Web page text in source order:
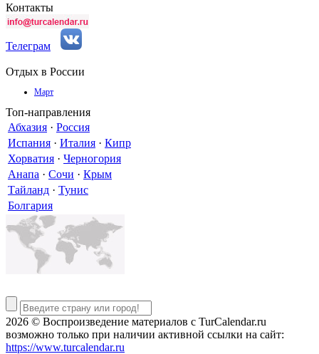
Контакты
Телеграм
Отдых в России
Март
Топ-направления
Абхазия · Россия
Испания · Италия · Кипр
Хорватия · Черногория
Анапа · Сочи · Крым
Тайланд · Тунис
Болгария
2026 © Воспроизведение материалов c TurCalendar.ru
возможно только при наличии активной ссылки на сайт:
https://www.turcalendar.ru